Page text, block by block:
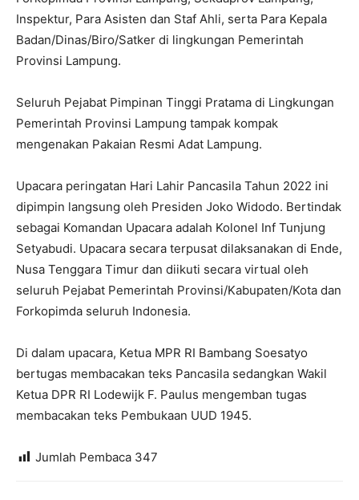
Inspektur, Para Asisten dan Staf Ahli, serta Para Kepala
Badan/Dinas/Biro/Satker di lingkungan Pemerintah
Provinsi Lampung.
Seluruh Pejabat Pimpinan Tinggi Pratama di Lingkungan
Pemerintah Provinsi Lampung tampak kompak
mengenakan Pakaian Resmi Adat Lampung.
Upacara peringatan Hari Lahir Pancasila Tahun 2022 ini
dipimpin langsung oleh Presiden Joko Widodo. Bertindak
sebagai Komandan Upacara adalah Kolonel Inf Tunjung
Setyabudi. Upacara secara terpusat dilaksanakan di Ende,
Nusa Tenggara Timur dan diikuti secara virtual oleh
seluruh Pejabat Pemerintah Provinsi/Kabupaten/Kota dan
Forkopimda seluruh Indonesia.
Di dalam upacara, Ketua MPR RI Bambang Soesatyo
bertugas membacakan teks Pancasila sedangkan Wakil
Ketua DPR RI Lodewijk F. Paulus mengemban tugas
membacakan teks Pembukaan UUD 1945.
Jumlah Pembaca 347